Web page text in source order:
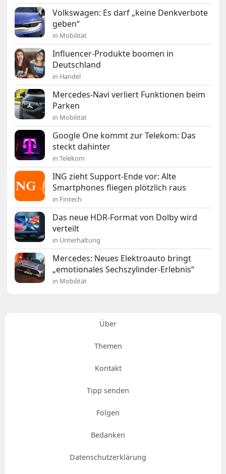
Volkswagen: Es darf „keine Denkverbote
geben“
in Mobilität
Influencer-Produkte boomen in
Deutschland
in Handel
Mercedes-Navi verliert Funktionen beim
Parken
in Mobilität
Google One kommt zur Telekom: Das
steckt dahinter
in Telekom
ING zieht Support-Ende vor: Alte
Smartphones fliegen plötzlich raus
in Fintech
Das neue HDR-Format von Dolby wird
verteilt
in Unterhaltung
Mercedes: Neues Elektroauto bringt
„emotionales Sechszylinder-Erlebnis“
in Mobilität
Über
Themen
Kontakt
Tipp senden
Folgen
Bedanken
Datenschutzerklärung